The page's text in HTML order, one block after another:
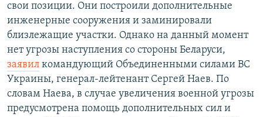
свои позиции. Они построили дополнительные
инженерные сооружения и заминировали
близлежащие участки. Однако на данный момент
нет угрозы наступления со стороны Беларуси,
заявил командующий Объединенными силами ВС
Украины, генерал-лейтенант Сергей Наев. По
словам Наева, в случае увеличения военной угрозы
предусмотрена помощь дополнительных сил и